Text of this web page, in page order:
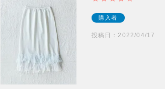
購入者
投稿日 2022/04/17